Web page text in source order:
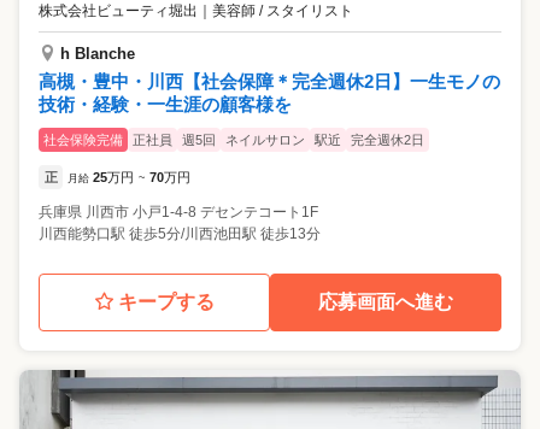
株式会社ビューティ堀出 美容師 / スタイリスト
h Blanche
高槻・豊中・川西【社会保障＊完全週休2日】一生モノの
技術・経験・一生涯の顧客様を
社会保険完備 正社員 週5回 ネイルサロン 駅近 完全週休2日
正 月給 25万円 ~ 70万円
兵庫県 川西市 小戸1-4-8 デセンテコート1F
川西能勢口駅 徒歩5分/川西池田駅 徒歩13分
キープする 応募画面へ進む